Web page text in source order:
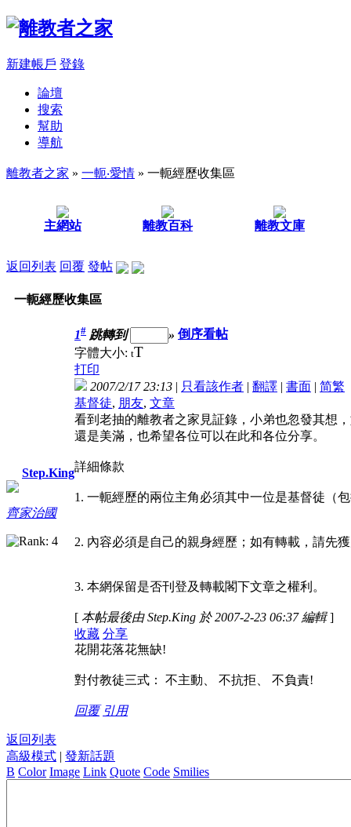
新建帳戶 登錄
論壇
搜索
幫助
導航
離教者之家 » 一軛‧愛情 » 一軛經歷收集區
主網站 離教百科 離教文庫
返回列表 回覆 發帖
一軛經歷收集區
Step.King
齊家治國
1# 跳轉到 » 倒序看帖
字體大小: tT
打印
2007/2/17 23:13 | 只看該作者 | 翻譯 | 書面 | 简繁
基督徒, 朋友, 文章
看到老抽的離教者之家見証錄，小弟也忽發其想
還是美滿，也希望各位可以在此和各位分享。
詳細條款
1. 一軛經歷的兩位主角必須其中一位是基督徒（
2. 內容必須是自己的親身經歷；如有轉載，請先
3. 本網保留是否刊登及轉載閣下文章之權利。
[ 本帖最後由 Step.King 於 2007-2-23 06:37 編輯]
收藏 分享
花開花落花無缺!
對付教徒三式： 不主動、 不抗拒、 不負責!
回覆 引用
返回列表
高級模式 | 發新話題
B Color Image Link Quote Code Smilies